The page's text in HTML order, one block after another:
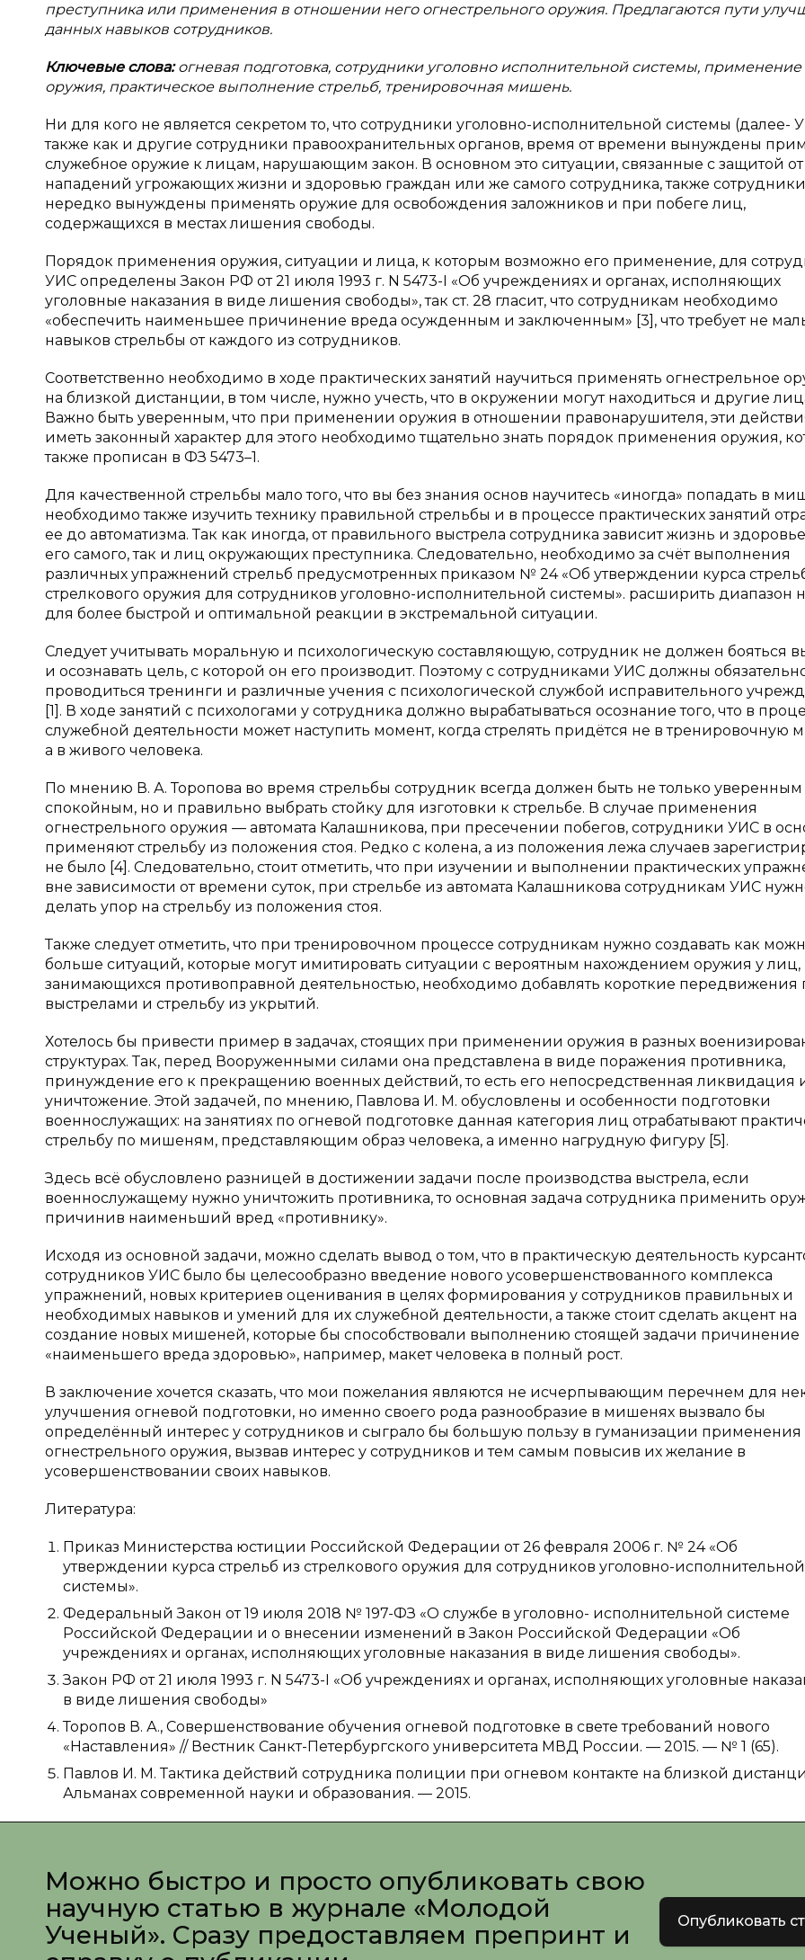
преступника или применения в отношении него огнестрельного оружия. Предлагаются пути
данных навыков сотрудников.
Ключевые слова:огневая подготовка, сотрудники уголовно исполнительной системы, применение
оружия, практическое выполнение стрельб, тренировочная мишень.
Ни для кого не является секретом то, что сотрудники уголовно-исполнительной системы (далее-
также как и другие сотрудники правоохранительных органов, время от времени вынуждены
служебное оружие к лицам, нарушающим закон. В основном это ситуации, связанные с защитой от
нападений угрожающих жизни и здоровью граждан или же самого сотрудника, также
нередко вынуждены применять оружие для освобождения заложников и при побеге лиц,
содержащихся в местах лишения свободы.
Порядок применения оружия, ситуации и лица, к которым возможно его применение, для
УИС определены Закон РФ от 21 июля 1993 г. N 5473-I «Об учреждениях и органах, исполняющих
уголовные наказания в виде лишения свободы», так ст. 28 гласит, что сотрудникам необходимо
«обеспечить наименьшее причинение вреда осужденным и заключенным» [3], что требует не
навыков стрельбы от каждого из сотрудников.
Соответственно необходимо в ходе практических занятий научиться применять огнестрельное
на близкой дистанции, в том числе, нужно учесть, что в окружении могут находиться и другие
Важно быть уверенным, что при применении оружия в отношении правонарушителя, эти
иметь законный характер для этого необходимо тщательно знать порядок применения оружия,
также прописан в ФЗ 5473–1.
Для качественной стрельбы мало того, что вы без знания основ научитесь «иногда» попадать в
необходимо также изучить технику правильной стрельбы и в процессе практических занятий
ее до автоматизма. Так как иногда, от правильного выстрела сотрудника зависит жизнь и
его самого, так и лиц окружающих преступника. Следовательно, необходимо за счёт выполнения
различных упражнений стрельб предусмотренных приказом № 24 «Об утверждении курса
стрелкового оружия для сотрудников уголовно-исполнительной системы». расширить диапазон
для более быстрой и оптимальной реакции в экстремальной ситуации.
Следует учитывать моральную и психологическую составляющую, сотрудник не должен бояться
и осознавать цель, с которой он его производит. Поэтому с сотрудниками УИС должны
проводиться тренинги и различные учения с психологической службой исправительного
[1]. В ходе занятий с психологами у сотрудника должно вырабатываться осознание того, что в
служебной деятельности может наступить момент, когда стрелять придётся не в тренировочную
а в живого человека.
По мнению В. А. Торопова во время стрельбы сотрудник всегда должен быть не только уверенным
спокойным, но и правильно выбрать стойку для изготовки к стрельбе. В случае применения
огнестрельного оружия — автомата Калашникова, при пресечении побегов, сотрудники УИС в
применяют стрельбу из положения стоя. Редко с колена, а из положения лежа случаев
не было [4]. Следовательно, стоит отметить, что при изучении и выполнении практических
вне зависимости от времени суток, при стрельбе из автомата Калашникова сотрудникам УИС
делать упор на стрельбу из положения стоя.
Также следует отметить, что при тренировочном процессе сотрудникам нужно создавать как
больше ситуаций, которые могут имитировать ситуации с вероятным нахождением оружия у лиц,
занимающихся противоправной деятельностью, необходимо добавлять короткие передвижения
выстрелами и стрельбу из укрытий.
Хотелось бы привести пример в задачах, стоящих при применении оружия в разных
структурах. Так, перед Вооруженными силами она представлена в виде поражения противника,
принуждение его к прекращению военных действий, то есть его непосредственная ликвидация
уничтожение. Этой задачей, по мнению, Павлова И. М. обусловлены и особенности подготовки
военнослужащих: на занятиях по огневой подготовке данная категория лиц отрабатывают
стрельбу по мишеням, представляющим образ человека, а именно нагрудную фигуру [5].
Здесь всё обусловлено разницей в достижении задачи после производства выстрела, если
военнослужащему нужно уничтожить противника, то основная задача сотрудника применить
причинив наименьший вред «противнику».
Исходя из основной задачи, можно сделать вывод о том, что в практическую деятельность
сотрудников УИС было бы целесообразно введение нового усовершенствованного комплекса
упражнений, новых критериев оценивания в целях формирования у сотрудников правильных и
необходимых навыков и умений для их служебной деятельности, а также стоит сделать акцент на
создание новых мишеней, которые бы способствовали выполнению стоящей задачи причинение
«наименьшего вреда здоровью», например, макет человека в полный рост.
В заключение хочется сказать, что мои пожелания являются не исчерпывающим перечнем для
улучшения огневой подготовки, но именно своего рода разнообразие в мишенях вызвало бы
определённый интерес у сотрудников и сыграло бы большую пользу в гуманизации применения
огнестрельного оружия, вызвав интерес у сотрудников и тем самым повысив их желание в
усовершенствовании своих навыков.
Литература:
Приказ Министерства юстиции Российской Федерации от 26 февраля 2006 г. № 24 «Об
утверждении курса стрельб из стрелкового оружия для сотрудников уголовно-исполнительной
системы».
Федеральный Закон от 19 июля 2018 № 197-ФЗ «О службе в уголовно- исполнительной системе
Российской Федерации и о внесении изменений в Закон Российской Федерации «Об
учреждениях и органах, исполняющих уголовные наказания в виде лишения свободы».
Закон РФ от 21 июля 1993 г. N 5473-I «Об учреждениях и органах, исполняющих уголовные
в виде лишения свободы»
Торопов В. А., Совершенствование обучения огневой подготовке в свете требований нового
«Наставления» // Вестник Санкт-Петербургского университета МВД России. — 2015. — № 1 (65).
Павлов И. М. Тактика действий сотрудника полиции при огневом контакте на близкой
Альманах современной науки и образования. — 2015.
Можно быстро и просто опубликовать свою
научную статью в журнале «Молодой
Ученый». Сразу предоставляем препринт и
Опубликовать